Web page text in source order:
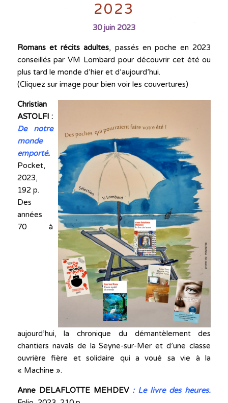
2023
30 juin 2023
Romans et récits adultes, passés en poche en 2023
conseillés par VM Lombard pour découvrir cet été ou
plus tard le monde d’hier et d’aujourd’hui.
(Cliquez sur image pour bien voir les couvertures)
Christian
ASTOLFI :
De notre
monde
emporté.
Pocket,
2023,
192 p.
Des
années
70 à
aujourd’hui, la chronique du démantèlement des
chantiers navals de la Seyne-sur-Mer et d’une classe
ouvrière fière et solidaire qui a voué sa vie à la
« Machine ».
Anne DELAFLOTTE MEHDEV: Le livre des heures.